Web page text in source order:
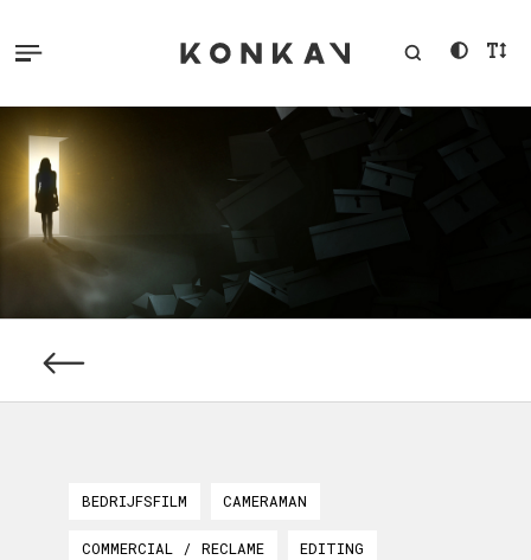
BEDRIJFSFILM CAMERAMAN
COMMERCIAL / RECLAME EDITING